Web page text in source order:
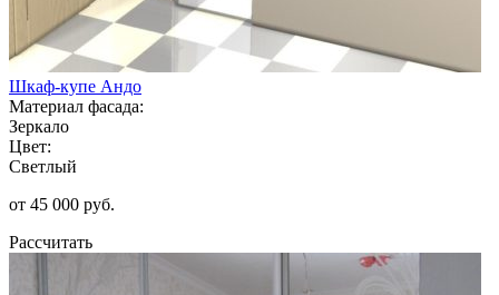
Шкаф-купе Андо
Материал фасада:
Зеркало
Цвет:
Светлый
от 45 000 руб.
Рассчитать